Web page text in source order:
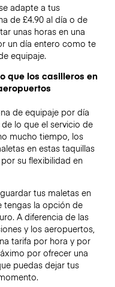
adapte a tus
de £4.90 al día o de
unas horas en una
un día entero como te
equipaje.
que los casilleros en
de equipaje por día
lo que el servicio de
mucho tiempo, los
en estas taquillas
su flexibilidad en
tus maletas en
tengas la opción de
A diferencia de las
y los aeropuertos,
tarifa por hora y por
por ofrecer una
puedas dejar tus